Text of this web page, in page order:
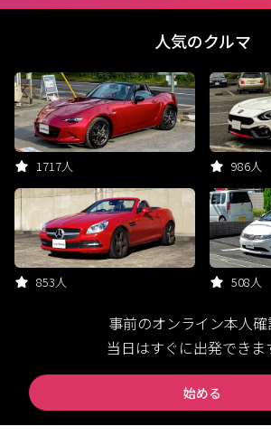
人気のクルマ
1717人 986人
853人 508人
事前のオンライン本人確
当日はすぐに出発でき
始める